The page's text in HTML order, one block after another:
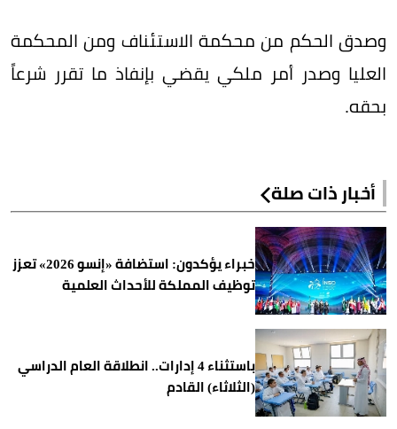
وصدق الحكم من محكمة الاستئناف ومن المحكمة
العليا وصدر أمر ملكي يقضي بإنفاذ ما تقرر شرعاً
بحقه.
أخبار ذات صلة
خبراء يؤكدون: استضافة «إنسو 2026» تعزز
توظيف المملكة للأحداث العلمية
باستثناء 4 إدارات.. انطلاقة العام الدراسي
(الثلاثاء) القادم